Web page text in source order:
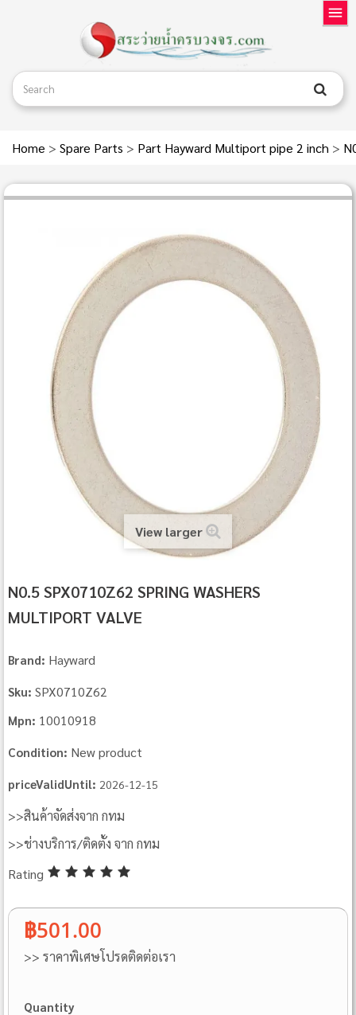
Home > Spare Parts > Part Hayward Multiport pipe 2 inch >
View larger
N0.5 SPX0710Z62 SPRING WASHERS
MULTIPORT VALVE
Brand: Hayward
Sku: SPX0710Z62
Mpn: 10010918
Condition: New product
priceValidUntil: 2026-12-15
>>สินค้าจัดส่งจาก กทม
>>ช่างบริการ/ติดตั้ง จาก กทม
Rating
฿501.00
>> ราคาพิเศษโปรดติดต่อเรา
Quantity